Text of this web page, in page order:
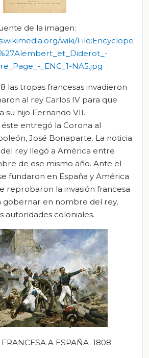
de la imagen:
wiki/File:Encyclope
_ENC_1-NA5.jpg
las tropas francesas invadieron
al rey Carlos IV para que
su hijo Fernando VII.
entregó la Corona al
José Bonaparte. La noticia
rey llegó a América entre
de ese mismo año. Ante el
fundaron en España y América
reprobaron la invasión francesa
gobernar en nombre del rey,
autoridades coloniales.
A ESPAÑA. 1808